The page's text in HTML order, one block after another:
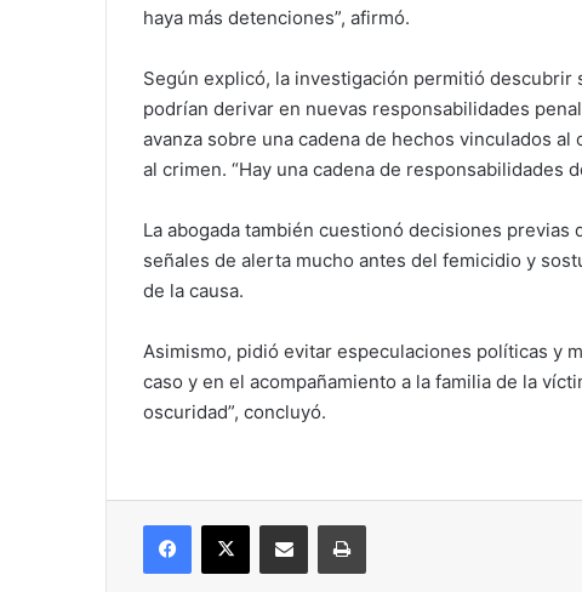
haya más detenciones”, afirmó.
Según explicó, la investigación permitió
podrían derivar en nuevas responsabilidades
avanza sobre una cadena de hechos vinculados
al crimen. “Hay una cadena de responsabilidades
La abogada también cuestionó decisiones
señales de alerta mucho antes del femicidio y
de la causa.
Asimismo, pidió evitar especulaciones políticas y
caso y en el acompañamiento a la familia de la
oscuridad”, concluyó.
Facebook
X Compartir vía correo electrónicoImprimir